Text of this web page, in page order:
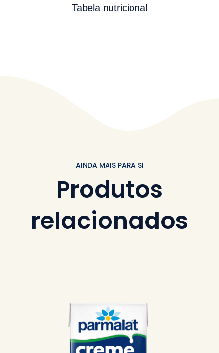
Tabela nutricional
AINDA MAIS PARA SI
Produtos
relacionados